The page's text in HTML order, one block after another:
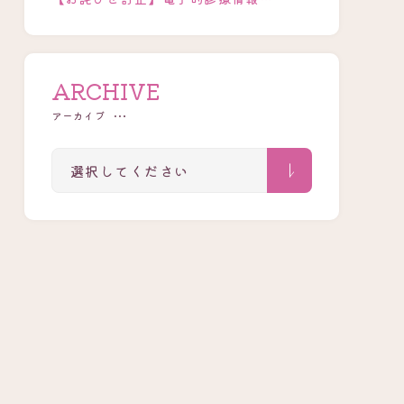
ARCHIVE
アーカイブ